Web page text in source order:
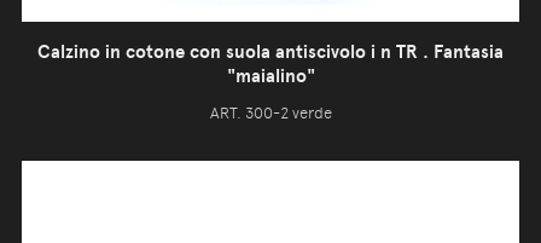
Calzino in cotone con suola antiscivolo i n TR . Fantasia
"maialino"
ART. 300-2 verde